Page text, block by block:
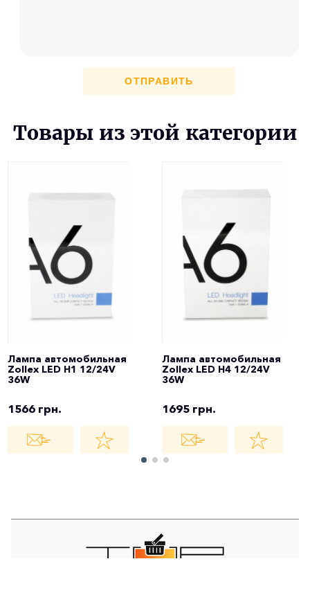
ОТПРАВИТЬ
Товары из этой категории
Лампа автомобильная
Zollex LED H1 12/24V
36W
1566 грн.
Лампа автомобильная
Zollex LED H4 12/24V
36W
1695 грн.